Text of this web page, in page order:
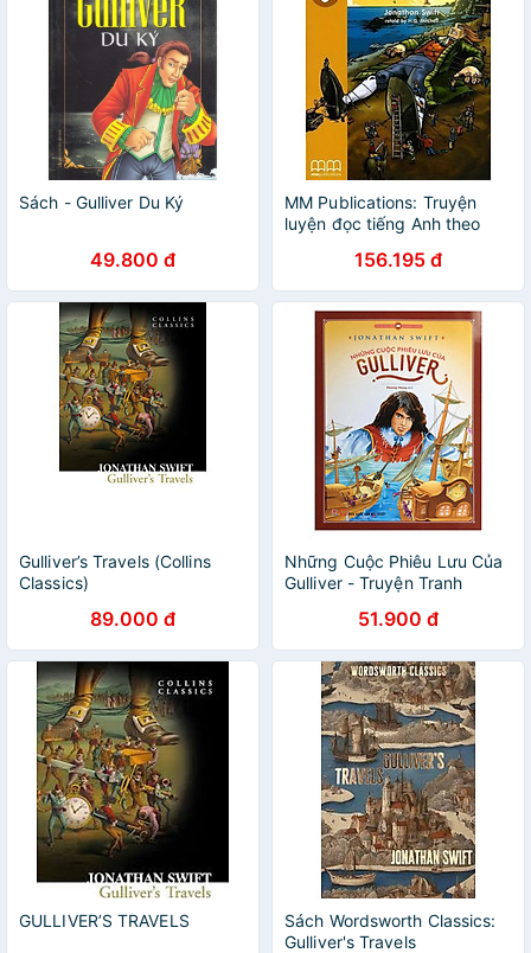
Sách - Gulliver Du Ký
49.800 đ
MM Publications: Truyện
luyện đọc tiếng Anh theo
(Without Cd-Rom) - British
Edition
156.195 đ
Gulliver’s Travels (Collins
Classics)
89.000 đ
Những Cuộc Phiêu Lưu Của
Gulliver - Truyện Tranh
51.900 đ
GULLIVER’S TRAVELS
Sách Wordsworth Classics:
Gulliver's Travels